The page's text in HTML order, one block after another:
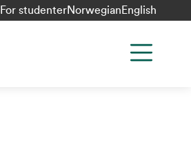
For studenterNorwegian English